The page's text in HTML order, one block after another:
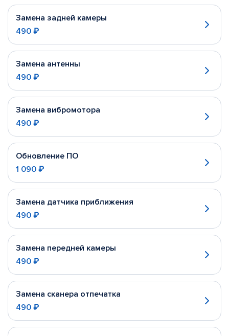
Замена задней камеры
490 ₽
Замена антенны
490 ₽
Замена вибромотора
490 ₽
Обновление ПО
1 090 ₽
Замена датчика приближения
490 ₽
Замена передней камеры
490 ₽
Замена сканера отпечатка
490 ₽